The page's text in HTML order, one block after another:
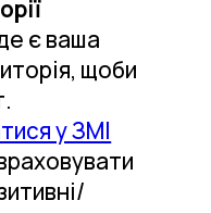
є ваша
щоби
у ЗМІ